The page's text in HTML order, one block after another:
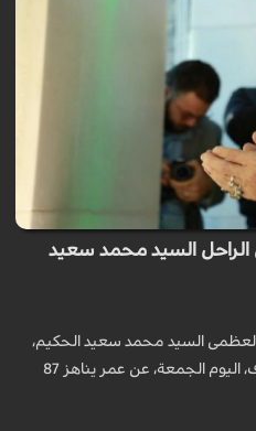
الراحل السيد محمد سعيد
العظمى السيد محمد سعيد الحكيم،
أحد المراجع الأربعة في النجف الاشرف، اليوم الجمعة، عن عمر يناهز 87